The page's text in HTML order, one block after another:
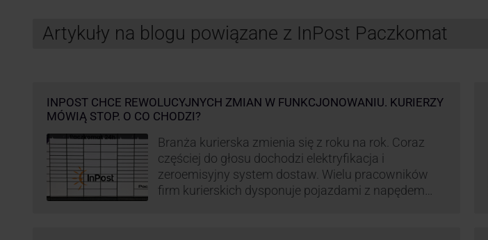
Artykuły na blogu powiązane z InPost Paczkomat
INPOST CHCE REWOLUCYJNYCH ZMIAN W FUNKCJONOWANIU. KURIERZY
MÓWIĄ STOP. O CO CHODZI?
Branża kurierska zmienia się z roku na rok. Coraz
częściej do głosu dochodzi elektryfikacja i
zeroemisyjny system dostaw. Wielu pracowników
firm kurierskich dysponuje pojazdami z napędem